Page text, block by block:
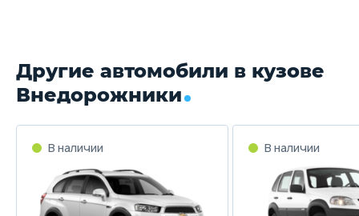
Трансмиссия
Автомат
Привод
Передний
Передняя подвеска
Другие автомобили в кузове
Внедорожники
В наличии В наличии